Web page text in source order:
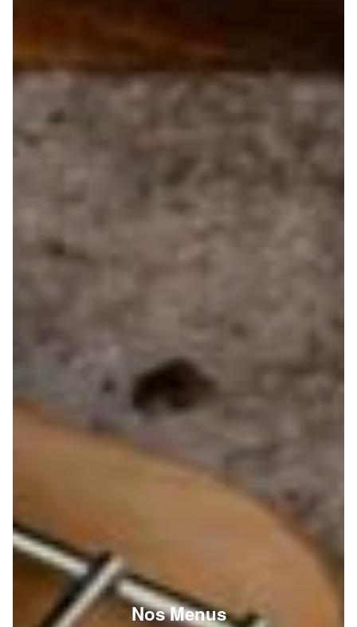
Nos Menus